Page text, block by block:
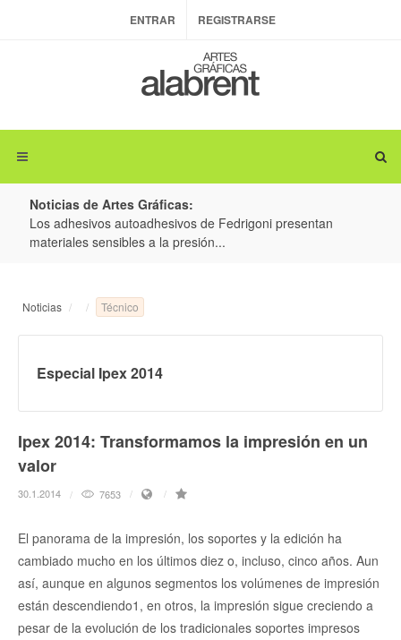
ENTRAR REGISTRARSE
Noticias de Artes Gráficas:
Los adhesivos autoadhesivos de Fedrigoni presentan
materiales sensibles a la presión...
Noticias Técnico
Especial Ipex 2014
Ipex 2014: Transformamos la impresión en un
valor
30.1.2014 7653
El panorama de la impresión, los soportes y la edición ha
cambiado mucho en los últimos diez o, incluso, cinco años. Aun
así, aunque en algunos segmentos los volúmenes de impresión
están descendiendo1, en otros, la impresión sigue creciendo a
pesar de la evolución de los tradicionales soportes impresos